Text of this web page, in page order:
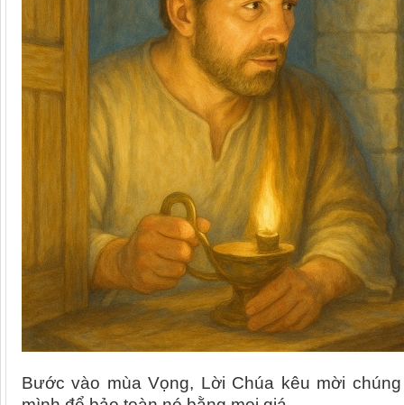
Bước vào mùa Vọng, Lời Chúa kêu mời